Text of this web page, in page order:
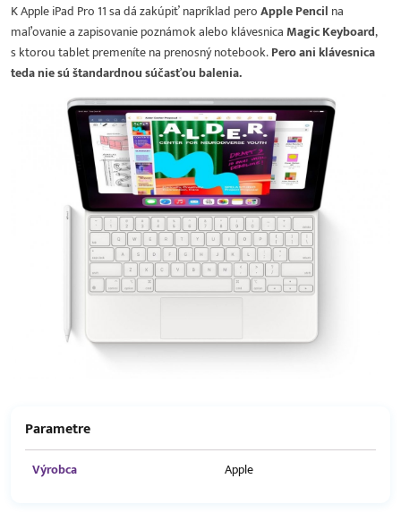
K Apple iPad Pro 11 sa dá zakúpiť napríklad peroApple Pencil na
maľovanie a zapisovanie poznámok alebo klávesnica Magic Keyboard,
s ktorou tablet premeníte na prenosný notebook.Pero ani klávesnica
teda nie sú štandardnou súčasťou balenia.
Parametre
Výrobca Apple